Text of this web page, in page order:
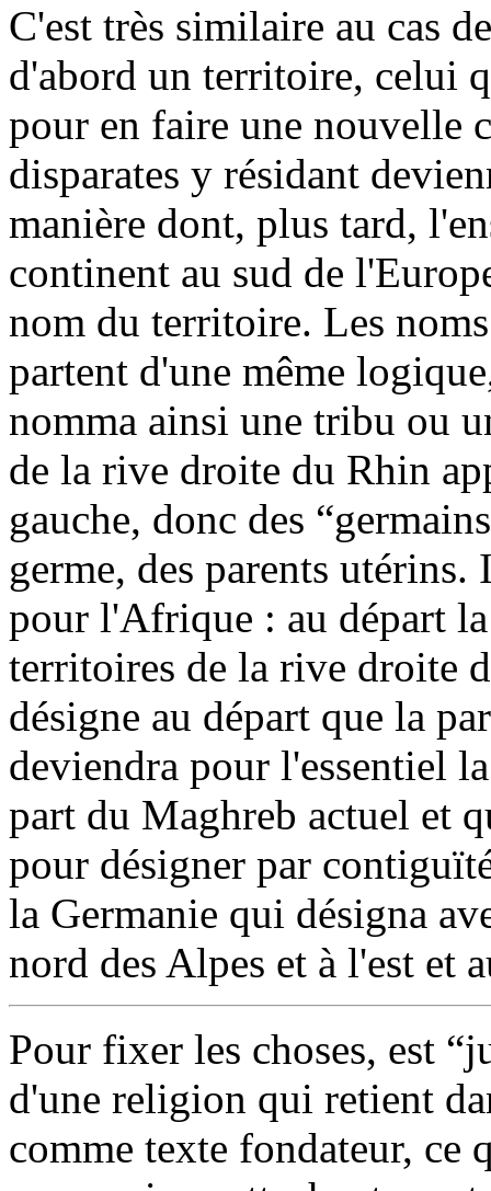
C'est très similaire au cas
d'abord un territoire, celui
pour en faire une nouvelle
disparates y résidant
manière dont, plus tard,
continent au sud de
nom du territoire. Les
partent d'une même
nomma ainsi une tribu ou
de la rive droite du Rhin
gauche, donc des
germe, des parents
pour l'Afrique : au départ
territoires de la rive droite
désigne au départ que la
deviendra pour l'essentiel
part du Maghreb actuel et
pour désigner par
la Germanie qui désigna
nord des Alpes et à l'est et
Pour fixer les choses, est
d'une religion qui retient
comme texte fondateur, ce